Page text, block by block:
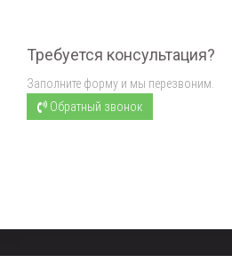
Требуется консультация?
Заполните форму и мы перезвоним.
Обратный звонок